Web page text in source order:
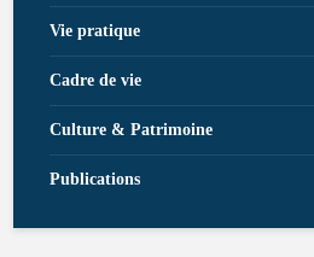
Vie pratique
Cadre de vie
Culture & Patrimoine
Publications